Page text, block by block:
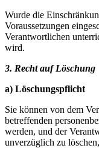
Wurde die
Voraussetzungen
Verantwortlichen
wird.
3. Recht auf Löschung
a) Löschungspflicht
Sie können von dem
betreffenden
werden, und der
unverzüglich zu